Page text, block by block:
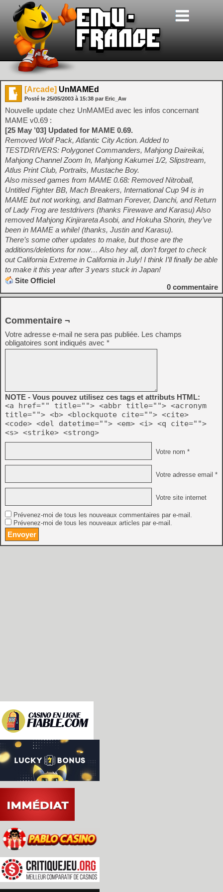
[Arcade] UnMAMEd
Posté le 25/05/2003 à 15:38 par Eric_Aw
Nouvelle update chez UnMAMEd avec les infos concernant
MAME v0.69 :
[25 May ’03] Updated for MAME 0.69.
Removed Wolf Pack, Atlantic City Action. Added to
TESTDRIVERS: Polygonet Commanders, Mahjong Daireikai,
Mahjong Channel Zoom In, Mahjong Kakumei 1/2, Slipstream,
Atlus Print Club, Portraits, Mustache Boy.
Also missed games from MAME 0.68: Removed Nitroball,
Untitled Fighter BB, Mach Breakers, International Cup 94 is in
MAME but not working, and Batman Forever, Danchi, and Return
of Lady Frog are testdrivers (thanks Firewave and Karasu) Also
removed Mahjong Kinjirareta Asobi, and Hokuha Shorin, they’ve
been in MAME a while! (thanks, Justin and Karasu).
There’s some other updates to make, but those are the
additions/deletions for now… Also hey all, don’t forget to check
out California Extreme in California in July! I think I’ll finally be able
to make it this year after 3 years stuck in Japan!
Site Officiel
0 commentaire
Commentaire ¬
Votre adresse e-mail ne sera pas publiée. Les champs
obligatoires sont indiqués avec *
NOTE - Vous pouvez utilisez ces tags et attributs HTML:
<a href="" title=""> <abbr title=""> <acronym
title=""> <b> <blockquote cite=""> <cite>
<code> <del datetime=""> <em> <i> <q cite="">
<s> <strike> <strong>
Votre nom *
Votre adresse email *
Votre site internet
Prévenez-moi de tous les nouveaux commentaires par e-mail.
Prévenez-moi de tous les nouveaux articles par e-mail.